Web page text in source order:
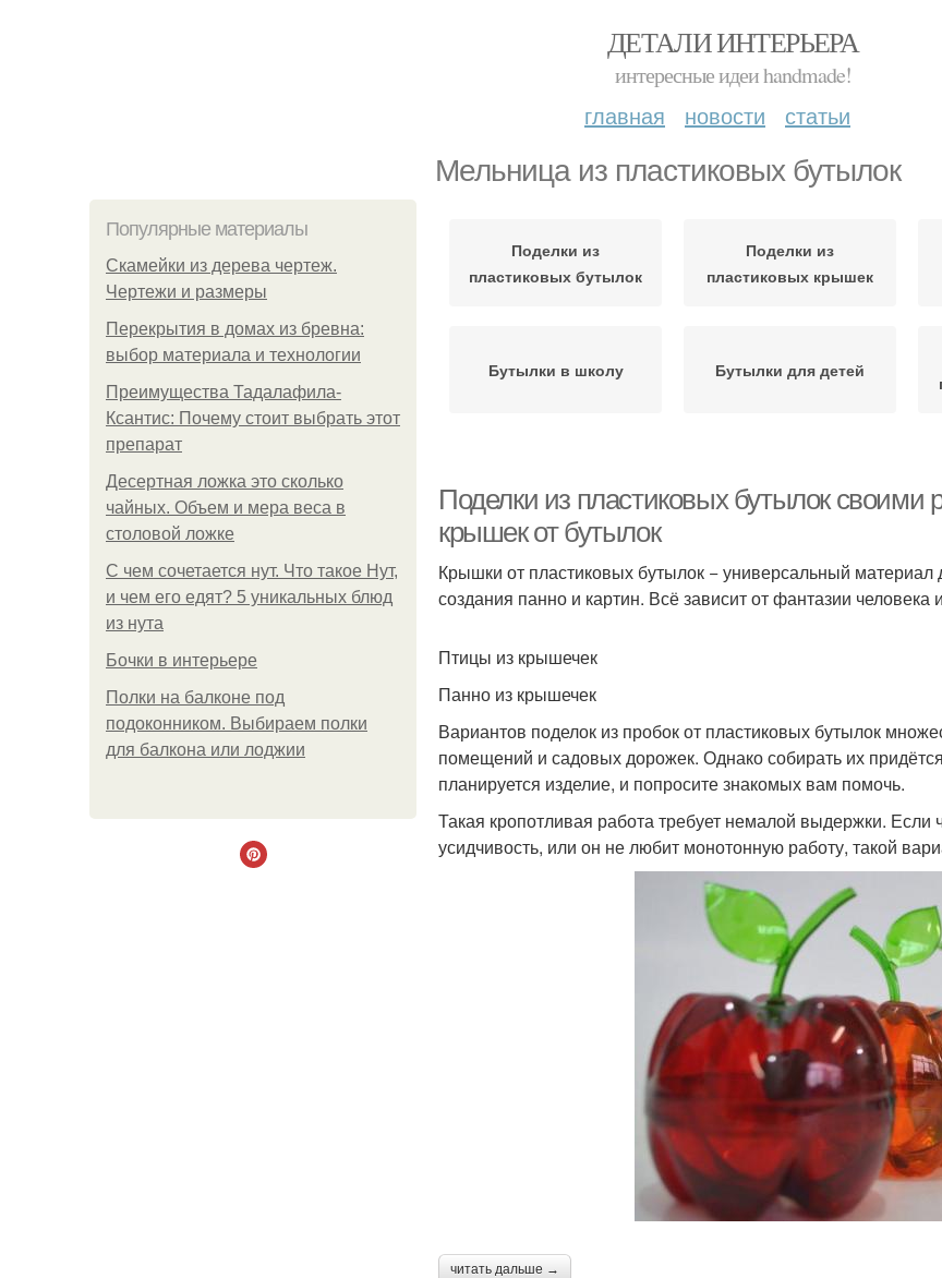
ДЕТАЛИ ИНТЕРЬЕРА
интересные идеи handmade!
главная новости статьи
Мельница из пластиковых бутылок
Популярные материалы
Скамейки из дерева чертеж.
Чертежи и размеры
Перекрытия в домах из бревна:
выбор материала и технологии
Преимущества Тадалафила-
Ксантис: Почему стоит выбрать этот
препарат
Десертная ложка это сколько
чайных. Объем и мера веса в
столовой ложке
С чем сочетается нут. Что такое Нут,
и чем его едят? 5 уникальных блюд
из нута
Бочки в интерьере
Полки на балконе под
подоконником. Выбираем полки
для балкона или лоджии
Поделки из
пластиковых бутылок
Поделки из
пластиковых крышек
Бутылки в школу Бутылки для детей
пластиковых бутылок
Поделки из пластиковых бутылок своими
крышек от бутылок
Крышки от пластиковых бутылок − универсальный
создания панно и картин. Всё зависит от фантазии человека
Птицы из крышечек
Панно из крышечек
Вариантов поделок из пробок от пластиковых бутылок
помещений и садовых дорожек. Однако собирать их
планируется изделие, и попросите знакомых вам помочь.
Такая кропотливая работа требует немалой выдержки. Если
усидчивость, или он не любит монотонную работу, такой
читать дальше →